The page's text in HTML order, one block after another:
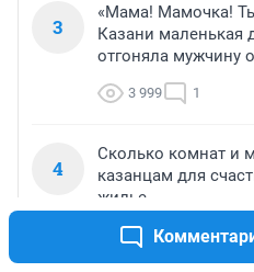
3
«Мама! Мамочка!
Казани маленькая
отгоняла мужчину
3 999 1
4
Сколько комнат и
казанцам для
жилье
2 981